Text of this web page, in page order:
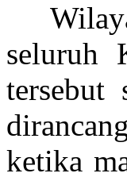
seluruh
tersebut
ketika